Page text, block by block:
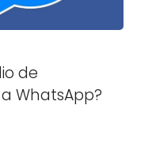
de
WhatsApp?